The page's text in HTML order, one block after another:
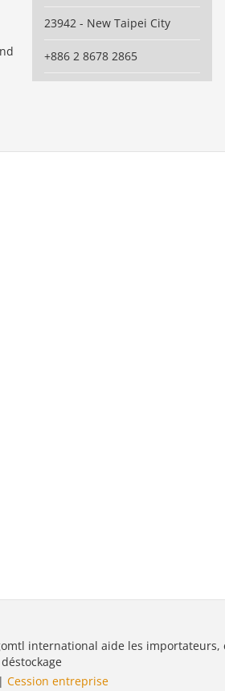
23942 - New Taipei City
+886 2 8678 2865
international aide les importateurs,
| Cession entreprise